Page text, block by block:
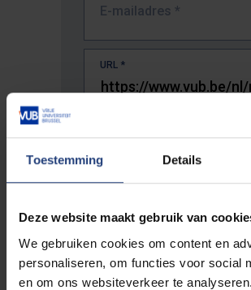
Toestemming Details
Deze website maakt gebruik van
We gebruiken cookies om content en
personaliseren, om functies voor social
en om ons websiteverkeer te
E-mailadres *
URL *
De volledige URL van de pagina waar